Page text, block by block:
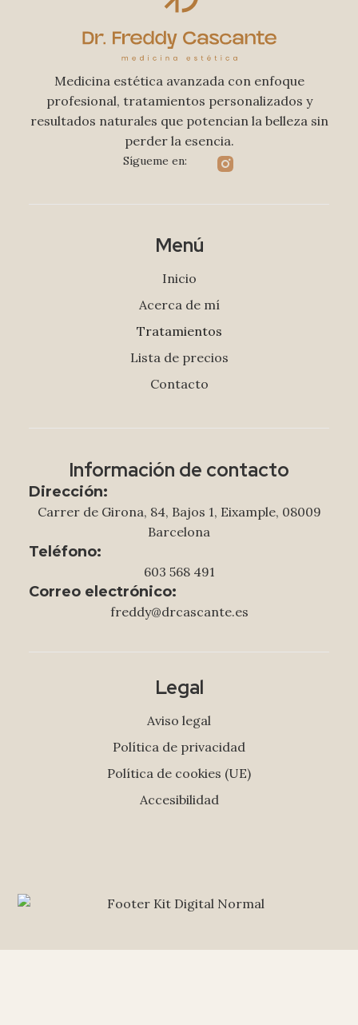
Medicina estética avanzada con enfoque
profesional, tratamientos personalizados y
resultados naturales que potencian la belleza sin
perder la esencia.
Sígueme en:
Menú
Inicio
Acerca de mí
Tratamientos
Lista de precios
Contacto
Información de contacto
Dirección:
Carrer de Girona, 84, Bajos 1, Eixample, 08009
Barcelona
Teléfono:
603 568 491
Correo electrónico:
freddy@drcascante.es
Legal
Aviso legal
Política de privacidad
Política de cookies (UE)
Accesibilidad